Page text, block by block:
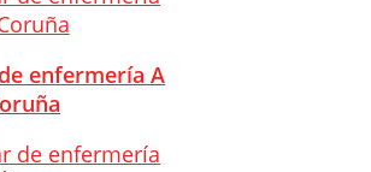
enfermería A